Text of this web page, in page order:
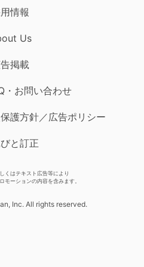
情報
Us
掲載
・お問い合わせ
護方針／広告ポリシー
と訂正
くはテキスト広告等により
モーションの内容を含みます。
Inc. All rights reserved.